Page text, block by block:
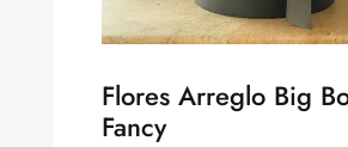
Flores Arreglo Big
Fancy